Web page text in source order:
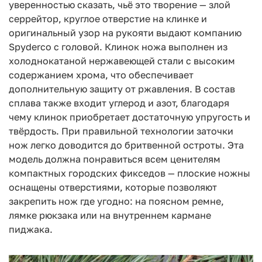
уверенностью сказать, чьё это творение — злой
серрейтор, круглое отверстие на клинке и
оригинальный узор на рукояти выдают компанию
Spyderco с головой. Клинок ножа выполнен из
холоднокатаной нержавеющей стали с высоким
содержанием хрома, что обеспечивает
дополнительную защиту от ржавления. В состав
сплава также входит углерод и азот, благодаря
чему клинок приобретает достаточную упругость и
твёрдость. При правильной технологии заточки
нож легко доводится до бритвенной остроты. Эта
модель должна понравиться всем ценителям
компактных городских фикседов — плоские ножны
оснащены отверстиями, которые позволяют
закрепить нож где угодно: на поясном ремне,
лямке рюкзака или на внутреннем кармане
пиджака.